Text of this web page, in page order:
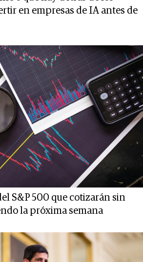
en empresas de IA antes de
S&P 500 que cotizarán sin
la próxima semana